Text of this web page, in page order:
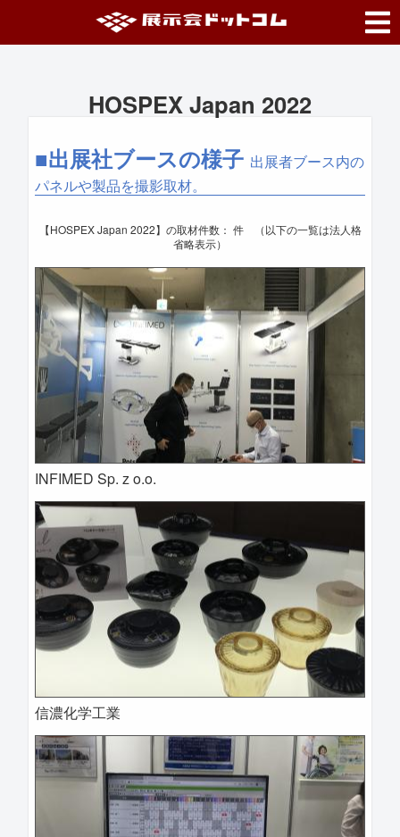
HOSPEX Japan 2022
■出展社ブースの様子 出展者ブース内の
パネルや製品を撮影取材。
【HOSPEX Japan 2022】の取材件数： 件 （以下の一覧は法人格
省略表示）
INFIMED Sp. z o.o.
信濃化学工業